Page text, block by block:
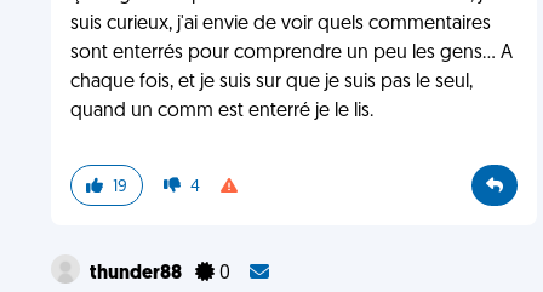
suis curieux, j'ai envie de voir quels commentaires
sont enterrés pour comprendre un peu les gens... A
chaque fois, et je suis sur que je suis pas le seul,
quand un comm est enterré je le lis.
19 4
thunder88 0